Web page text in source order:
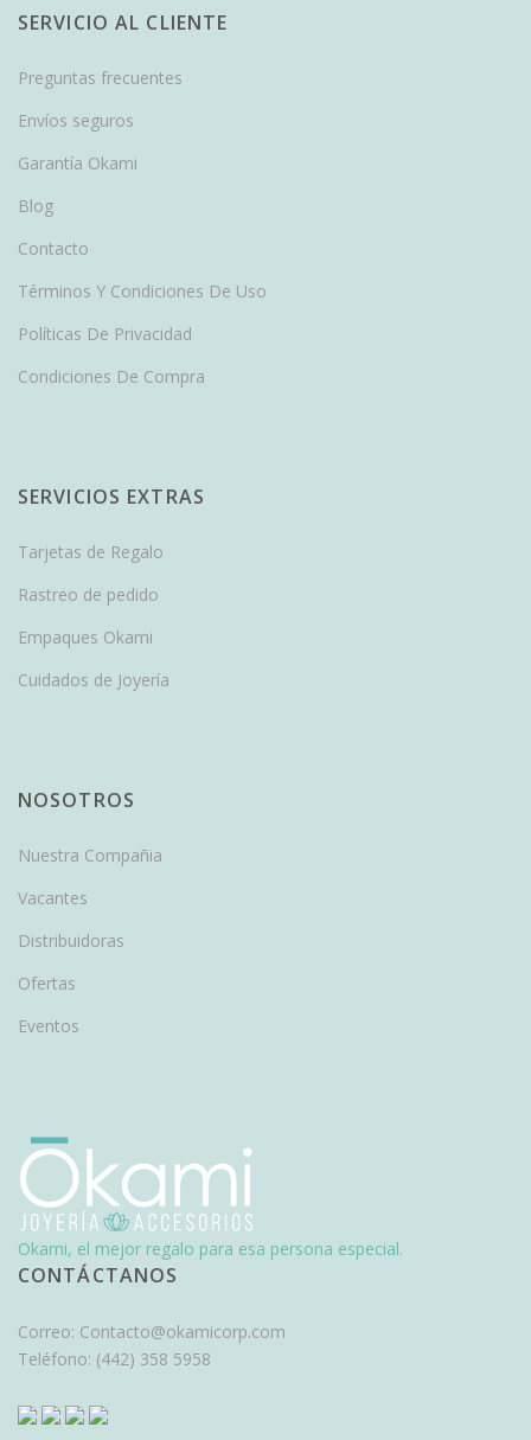
SERVICIO AL CLIENTE
Preguntas frecuentes
Envíos seguros
Garantía Okami
Blog
Contacto
Términos Y Condiciones De Uso
Políticas De Privacidad
Condiciones De Compra
SERVICIOS EXTRAS
Tarjetas de Regalo
Rastreo de pedido
Empaques Okami
Cuidados de Joyería
NOSOTROS
Nuestra Compañia
Vacantes
Distribuidoras
Ofertas
Eventos
Okami, el mejor regalo para esa persona especial.
CONTÁCTANOS
Correo: Contacto@okamicorp.com
Teléfono: (442) 358 5958